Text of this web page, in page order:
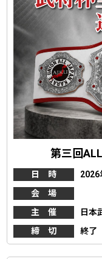
第三回
日 時
2026
会 場
主 催
日本
締 切
終了